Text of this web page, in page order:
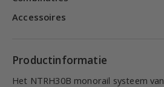
Accessoires
Productinformatie
Het NTRH30B monorail systeem van